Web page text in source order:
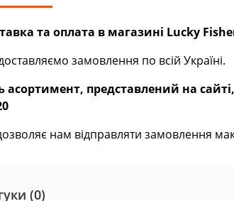
та оплата в магазині Lucky
замовлення по всій Україні.
асортимент, представлений на
нам відправляти замовлення
(0)